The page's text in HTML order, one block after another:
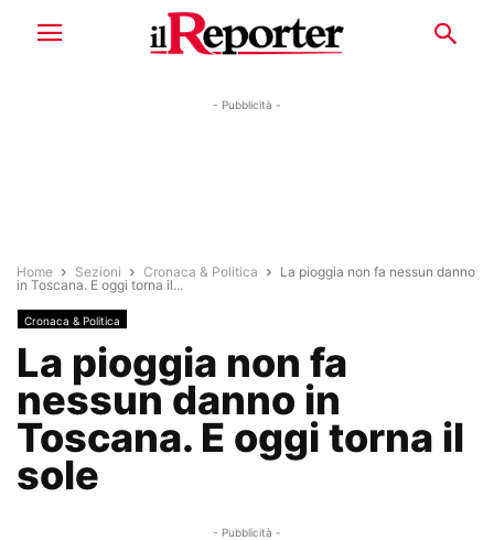
- Pubblicità -
Home Sezioni Cronaca & Politica
La pioggia non fa nessun danno
in Toscana. E oggi torna il...
Cronaca & Politica
La pioggia non fa
nessun danno in
Toscana. E oggi torna il
sole
- Pubblicità -